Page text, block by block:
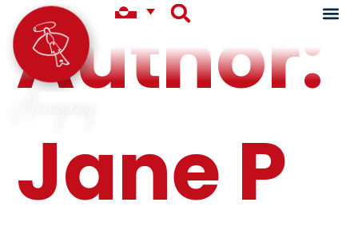
Author:
Jane P